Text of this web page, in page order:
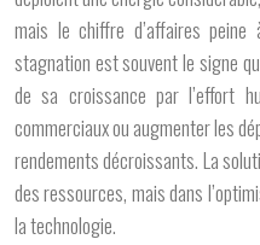
mais le chiffre d’affaires
stagnation est souvent le signe
de sa croissance par l’effort
commerciaux ou augmenter les
rendements décroissants. La
des ressources, mais dans
la technologie.